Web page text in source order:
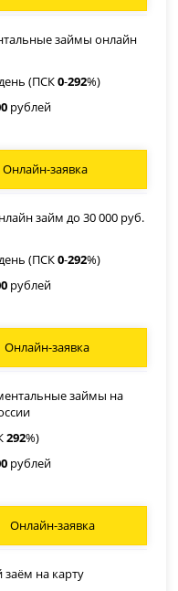
займы онлайн
(ПСК0-292%)
рублей
Онлайн-заявка
займ до 30 000 руб.
(ПСК0-292%)
рублей
Онлайн-заявка
займы на
292%)
рублей
Онлайн-заявка
на карту